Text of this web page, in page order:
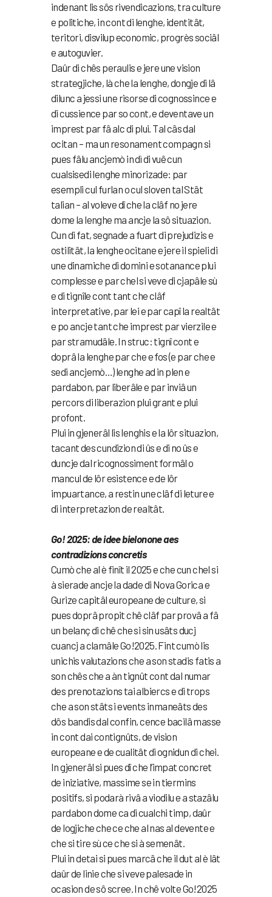
indenant lis sôs rivendicazions, tra culture
e politiche, in cont di lenghe, identitât,
teritori, disvilup economic, progrès sociâl
e autoguvier.
Daûr di chês peraulis e jere une vision
strategjiche, là che la lenghe, dongje di lâ
dilunc a jessi une risorse di cognossince e
di cussience par so cont, e deventave un
imprest par fâ alc di plui. Tal câs dal
ocitan – ma un resonament compagn si
pues fâlu ancjemò in dì di vuê cun
cualsisedi lenghe minorizade: par
esempli cul furlan o cul sloven tal Stât
talian – al voleve dî che la clâf no jere
dome la lenghe ma ancje la sô situazion.
Cun di fat, segnade a fuart di prejudizis e
ostilitât, la lenghe ocitane e jere il spieli di
une dinamiche di domini e sotanance plui
complesse e par chel si veve di cjapâle sù
e di tignîle cont tant che clâf
interpretative, par lei e par capî la realtât
e po ancje tant che imprest par vierzile e
par stramudâle. In struc: tignî cont e
doprâ la lenghe par che e fos (e par che e
sedi ancjemò…) lenghe ad in plen e
pardabon, par liberâle e par inviâ un
percors di liberazion plui grant e plui
profont.
Plui in gjenerâl lis lenghis e la lôr situazion,
tacant des cundizion di ûs e di no ûs e
duncje dal ricognossiment formâl o
mancul de lôr esistence e de lôr
impuartance, a restin une clâf di leture e
di interpretazion de realtât.
Go! 2025: de idee bielonone aes
contradizions concretis
Cumò che al è finît il 2025 e che cun chel si
à sierade ancje la dade di Nova Gorica e
Gurize capitâl europeane de culture, si
pues doprâ propit chê clâf par provâ a fâ
un belanç di chê che si sin usâts ducj
cuancj a clamâle Go!2025. Fint cumò lis
unichis valutazions che a son stadis fatis a
son chês che a àn tignût cont dal numar
des prenotazions tai albiercs e di trops
che a son stâts i events inmaneâts des
dôs bandis dal confin, cence bacilâ masse
in cont dai contignûts, de vision
europeane e de cualitât di ognidun di chei.
In gjenerâl si pues dî che l’impat concret
de iniziative, massime se in tiermins
positîfs, si podarà rivâ a viodilu e a stazâlu
pardabon dome ca di cualchi timp, daûr
de logjiche che ce che al nas al devente e
che si tire sù ce che si à semenât.
Plui in detai si pues marcâ che il dut al è lât
daûr de linie che si veve palesade in
ocasion de sô scree. In chê volte Go!2025